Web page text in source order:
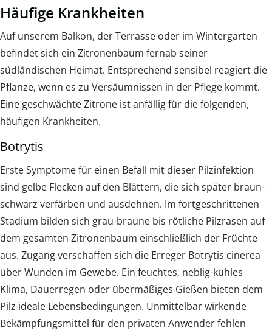
Häufige Krankheiten
Auf unserem Balkon, der Terrasse oder im Wintergarten
befindet sich ein Zitronenbaum fernab seiner
südländischen Heimat. Entsprechend sensibel reagiert die
Pflanze, wenn es zu Versäumnissen in der Pflege kommt.
Eine geschwächte Zitrone ist anfällig für die folgenden,
häufigen Krankheiten.
Botrytis
Erste Symptome für einen Befall mit dieser Pilzinfektion
sind gelbe Flecken auf den Blättern, die sich später braun-
schwarz verfärben und ausdehnen. Im fortgeschrittenen
Stadium bilden sich grau-braune bis rötliche Pilzrasen auf
dem gesamten Zitronenbaum einschließlich der Früchte
aus. Zugang verschaffen sich die Erreger Botrytis cinerea
über Wunden im Gewebe. Ein feuchtes, neblig-kühles
Klima, Dauerregen oder übermäßiges Gießen bieten dem
Pilz ideale Lebensbedingungen. Unmittelbar wirkende
Bekämpfungsmittel für den privaten Anwender fehlen